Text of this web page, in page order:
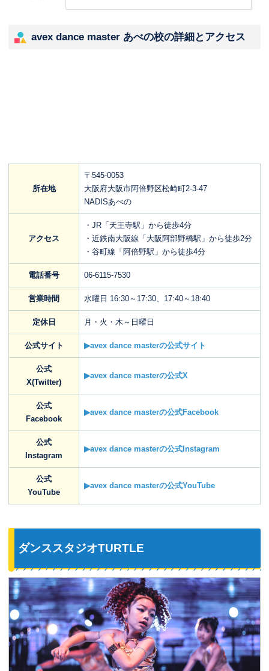
avex dance master あべの校の詳細とアクセス
所在地
〒545-0053
大阪府大阪市阿倍野区松崎町2-3-47
NADISあべの
アクセス
・JR「天王寺駅」から徒歩4分
・近鉄南大阪線「大阪阿部野橋駅」から徒歩2分
・谷町線「阿倍野駅」から徒歩4分
電話番号 06-6115-7530
営業時間 水曜日 16:30～17:30、17:40～18:40
定休日 月・火・木～日曜日
公式サイト ▶avex dance masterの公式サイト
公式
X(Twitter)
▶avex dance masterの公式X
公式
Facebook
▶avex dance masterの公式Facebook
公式
Instagram
▶avex dance masterの公式Instagram
公式
YouTube
▶avex dance masterの公式YouTube
ダンススタジオTURTLE